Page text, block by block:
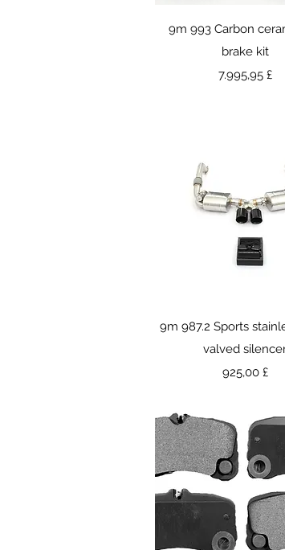
Γρήγορη
9m 993 Carbon
brake kit
Τιμή
7.995,95 £
Γρήγορη
9m 987.2 Sports
valved
Τιμή
925,00 £